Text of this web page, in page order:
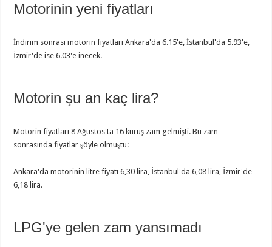
Motorinin yeni fiyatları
İndirim sonrası motorin fiyatları Ankara'da 6.15'e, İstanbul'da 5.93'e,
İzmir'de ise 6.03'e inecek.
Motorin şu an kaç lira?
Motorin fiyatları 8 Ağustos'ta 16 kuruş zam gelmişti. Bu zam
sonrasında fiyatlar şöyle olmuştu:
Ankara'da motorinin litre fiyatı 6,30 lira, İstanbul'da 6,08 lira, İzmir'de
6,18 lira.
LPG'ye gelen zam yansımadı